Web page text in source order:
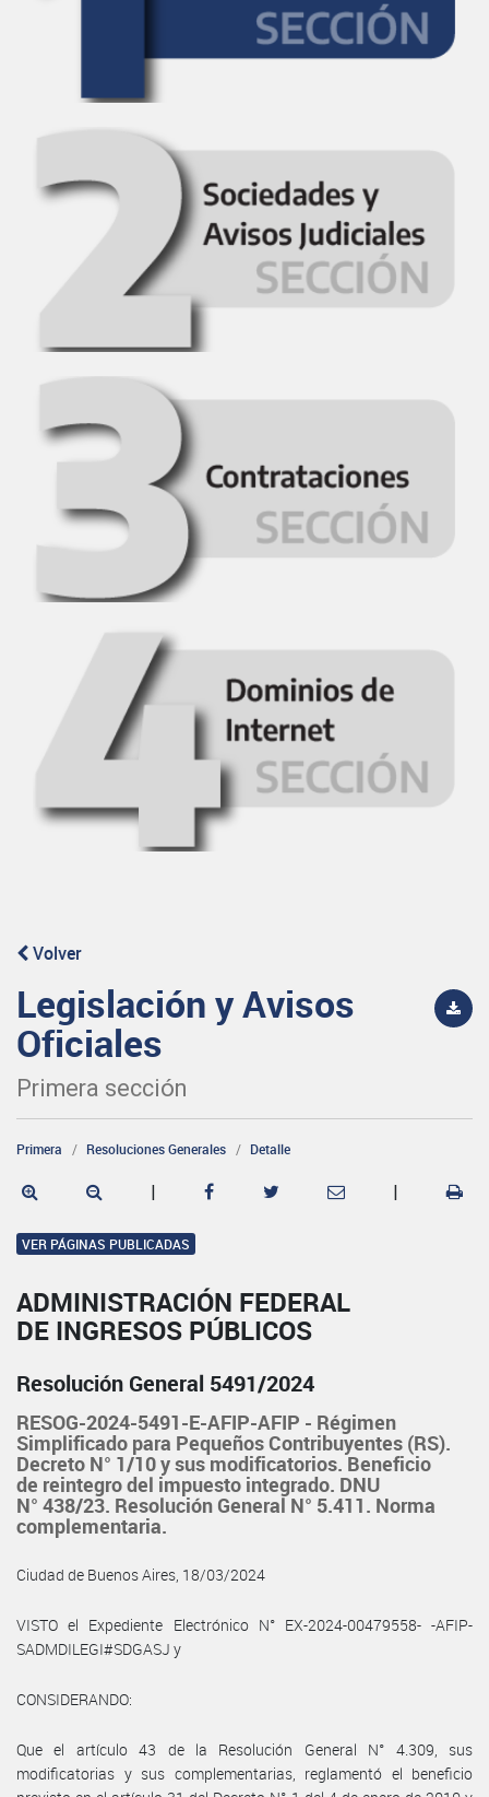
Volver
Legislación y Avisos
Oficiales
Primera sección
Primera Resoluciones Generales Detalle
| |
VER PÁGINAS PUBLICADAS
ADMINISTRACIÓN FEDERAL
DE INGRESOS PÚBLICOS
Resolución General 5491/2024
RESOG-2024-5491-E-AFIP-AFIP - Régimen
Simplificado para Pequeños Contribuyentes (RS).
Decreto N° 1/10 y sus modificatorios. Beneficio
de reintegro del impuesto integrado. DNU
N° 438/23. Resolución General N° 5.411. Norma
complementaria.
Ciudad de Buenos Aires, 18/03/2024
VISTO el Expediente Electrónico N° EX-2024-00479558- -AFIP-
SADMDILEGI#SDGASJ y
CONSIDERANDO:
Que el artículo 43 de la Resolución General N° 4.309, sus
modificatorias y sus complementarias, reglamentó el beneficio